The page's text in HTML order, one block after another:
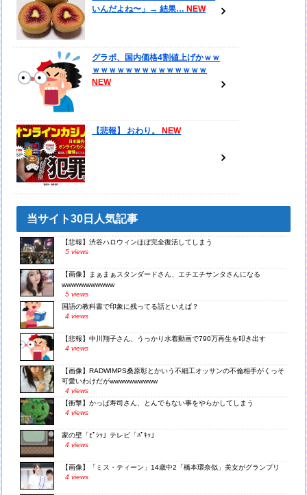
いんだよね〜」→ 結果…
グラボ、国内価格4割値上げかｗｗ
ｗｗｗｗｗｗｗｗｗｗｗｗｗｗ
【悲報】 おわり。
当サイト30日人気記事
【悲報】渋谷ハロウィンほぼ完全復活してしまう
5 views
【画像】まぁまぁスタンダードさん、エチエチサンタさんになる
wwwwwwwwwww
5 views
国語の教科書で印象に残ってる話といえば？
4 views
【悲報】中川翔子さん、うっかり水着動画で790万再生を叩き出す
4 views
【画像】RADWIMPS桑原彰とかいう不細工オッサンの不倫相手がくっそ
可愛いわけだがwwwwwwwwww
4 views
【衝撃】かっぱ寿司さん、とんでもない事をやらかしてしまう
4 views
家の壁「ﾋﾟｼｯ」テレビ「ﾊﾟｷｯ」
4 views
【画像】「ミス・ティーン」14歳中2「橋本環奈似」美女がグランプリ
4 views